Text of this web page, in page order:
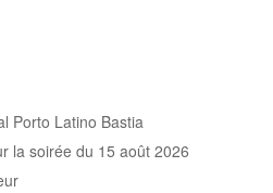
Porto Latino Bastia
la soirée du 15 août 2026